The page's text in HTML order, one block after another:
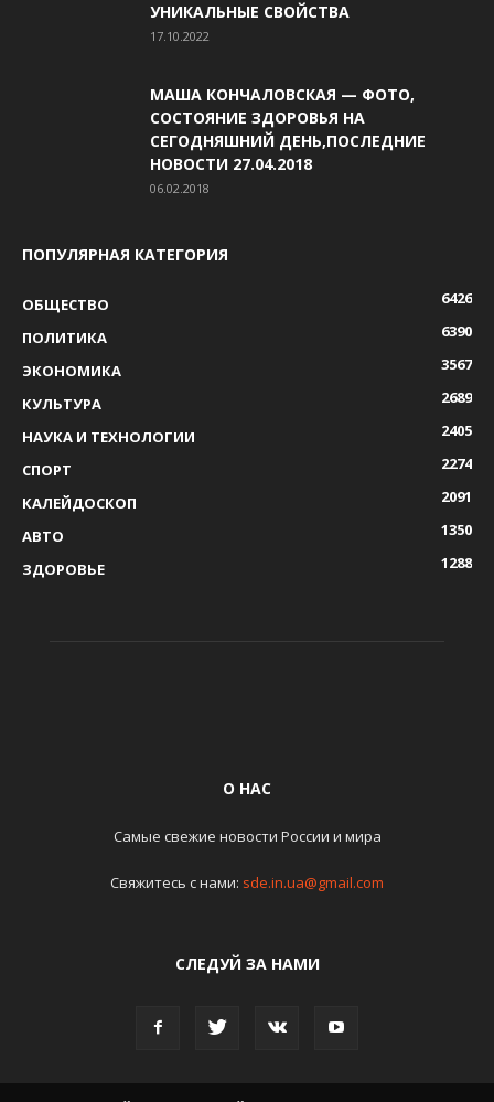
УНИКАЛЬНЫЕ СВОЙСТВА
17.10.2022
МАША КОНЧАЛОВСКАЯ — ФОТО,
СОСТОЯНИЕ ЗДОРОВЬЯ НА
СЕГОДНЯШНИЙ ДЕНЬ,ПОСЛЕДНИЕ
НОВОСТИ 27.04.2018
06.02.2018
ПОПУЛЯРНАЯ КАТЕГОРИЯ
ОБЩЕСТВО
6426
ПОЛИТИКА
6390
ЭКОНОМИКА
3567
КУЛЬТУРА
2689
НАУКА И ТЕХНОЛОГИИ
2405
СПОРТ
2274
КАЛЕЙДОСКОП
2091
АВТО
1350
ЗДОРОВЬЕ
1288
О НАС
Самые свежие новости России и мира
Свяжитесь с нами: sde.in.ua@gmail.com
СЛЕДУЙ ЗА НАМИ